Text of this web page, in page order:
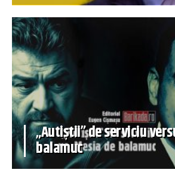
„Autiștii” de serviciu
balamuc